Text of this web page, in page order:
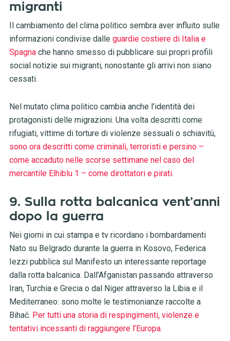
migranti
Il cambiamento del clima politico sembra aver influito sulle
informazioni condivise dalle guardie costiere di Italia e
Spagnache hanno smesso di pubblicare sui propri profili
social notizie sui migranti, nonostante gli arrivi non siano
cessati.
Nel mutato clima politico cambia anche l’identità dei
protagonisti delle migrazioni. Una volta descritti come
rifugiati, vittime di torture di violenze sessuali o schiavitù,
sono ora descritti come criminali, terroristi e persino –
come accaduto nelle scorse settimane nel caso del
mercantile Elhiblu 1 – come dirottatori e pirati.
9. Sulla rotta balcanica vent’anni
dopo la guerra
Nei giorni in cui stampa e tv ricordano i bombardamenti
Nato su Belgrado durante la guerra in Kosovo, Federica
Iezzi pubblica sul Manifesto un interessante reportage
dalla rotta balcanica. Dall’Afganistan passando attraverso
Iran, Turchia e Grecia o dal Niger attraverso la Libia e il
Mediterraneo: sono molte le testimonianze raccolte a
Bihać. Per tutti una storia di respingimenti, violenze e
tentativi incessanti di raggiungere l’Europa.